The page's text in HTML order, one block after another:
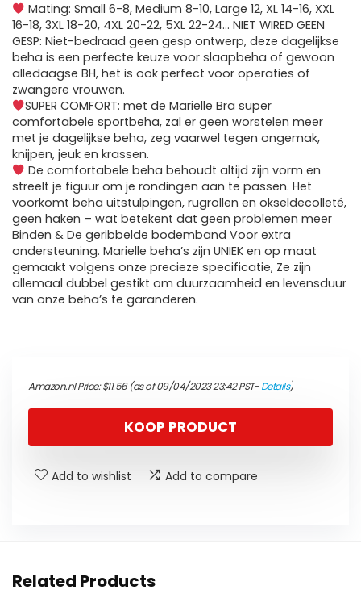
Mating: Small 6-8, Medium 8-10, Large 12, XL 14-16, XXL
16-18, 3XL 18-20, 4XL 20-22, 5XL 22-24… NIET WIRED GEEN
GESP: Niet-bedraad geen gesp ontwerp, deze dagelijkse
beha is een perfecte keuze voor slaapbeha of gewoon
alledaagse BH, het is ook perfect voor operaties of
zwangere vrouwen.
SUPER COMFORT: met de Marielle Bra super
comfortabele sportbeha, zal er geen worstelen meer
met je dagelijkse beha, zeg vaarwel tegen ongemak,
knijpen, jeuk en krassen.
De comfortabele beha behoudt altijd zijn vorm en
streelt je figuur om je rondingen aan te passen. Het
voorkomt beha uitstulpingen, rugrollen en okseldecolleté,
geen haken – wat betekent dat geen problemen meer
Binden & De geribbelde bodemband Voor extra
ondersteuning. Marielle beha’s zijn UNIEK en op maat
gemaakt volgens onze precieze specificatie, Ze zijn
allemaal dubbel gestikt om duurzaamheid en levensduur
van onze beha’s te garanderen.
Amazon.nl Price:$11.56(as of 09/04/2023 23:42 PST-Details)
KOOP PRODUCT
Add to wishlist Add to compare
Related Products